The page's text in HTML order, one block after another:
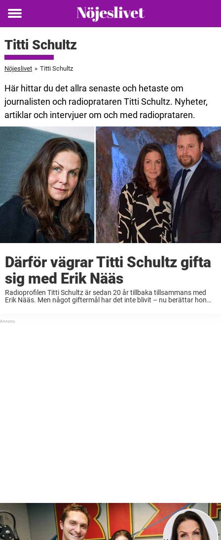
Toggle
Titti Schultz
Nöjeslivet » Titti Schultz
Här hittar du det allra senaste och hetaste om
journalisten och radioprataren Titti Schultz. Nyheter,
artiklar och intervjuer om och med radioprataren.
Därför vägrar Titti Schultz gifta
sig med Erik Nääs
Radioprofilen Titti Schultz är sedan 20 år tillbaka tillsammans med
Erik Nääs. Men något giftermål har det inte blivit – nu berättar hon